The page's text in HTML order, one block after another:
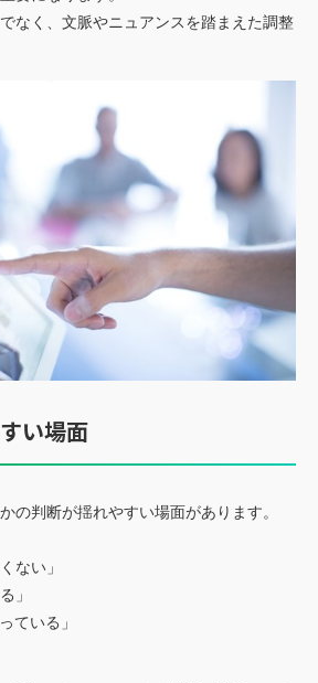
なく、文脈やニュアンスを踏まえた調整
い場面
の判断が揺れやすい場面があります。
ない」
」
ている」